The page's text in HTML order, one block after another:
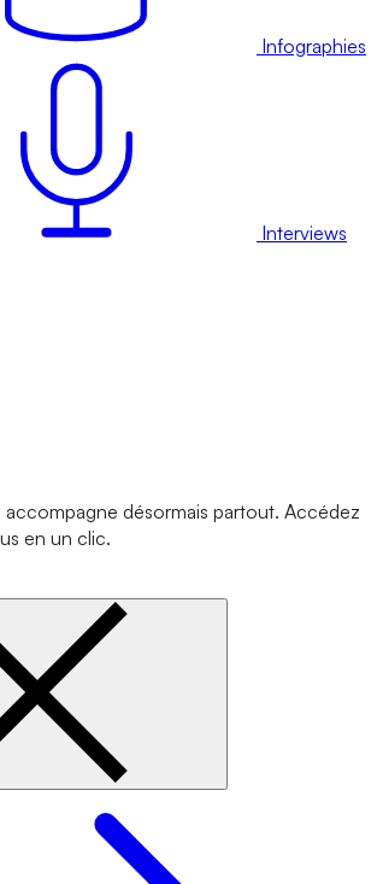
Infographies
Interviews
accompagne désormais partout. Accédez
en un clic.